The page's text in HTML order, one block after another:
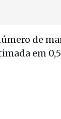
de
em